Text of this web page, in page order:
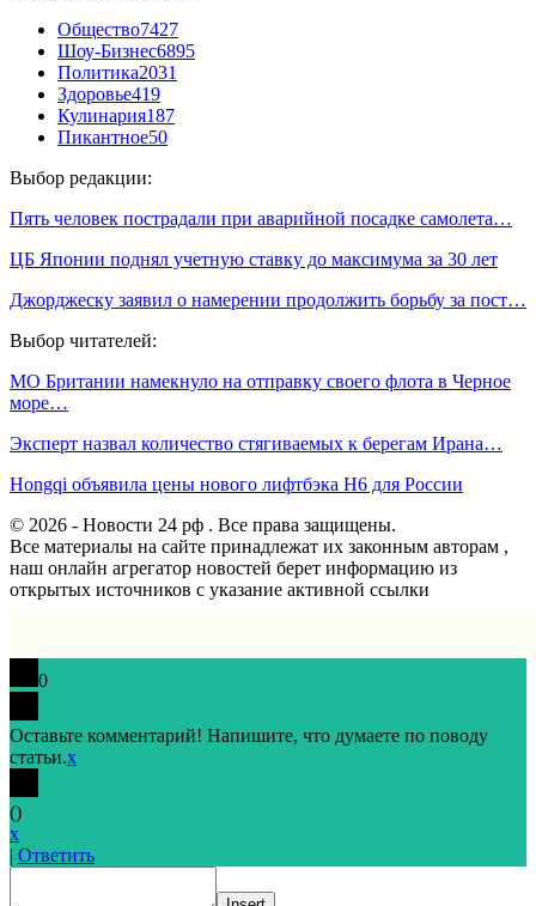
Общество7427
Шоу-Бизнес6895
Политика2031
Здоровье419
Кулинария187
Пикантное50
Выбор редакции:
Пять человек пострадали при аварийной посадке самолета…
ЦБ Японии поднял учетную ставку до максимума за 30 лет
Джорджеску заявил о намерении продолжить борьбу за пост…
Выбор читателей:
МО Британии намекнуло на отправку своего флота в Черное
море…
Эксперт назвал количество стягиваемых к берегам Ирана…
Hongqi объявила цены нового лифтбэка H6 для России
© 2026 - Новости 24 рф . Все права защищены.
Все материалы на сайте принадлежат их законным авторам ,
наш онлайн агрегатор новостей берет информацию из
открытых источников с указание активной ссылки
0
Оставьте комментарий! Напишите, что думаете по поводу
статьи.x
()
x
| Ответить